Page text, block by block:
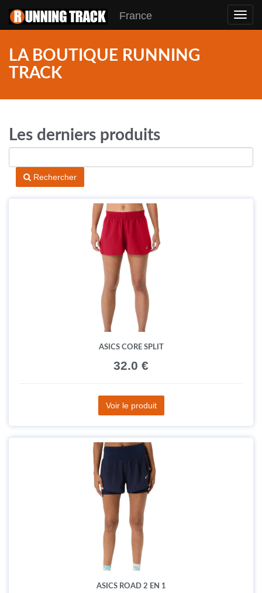
France
LA BOUTIQUE RUNNING
TRACK
Les derniers produits
Rechercher
ASICS CORE SPLIT
32.0 €
Voir le produit
ASICS ROAD 2 EN 1